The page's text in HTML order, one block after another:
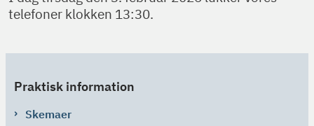
telefoner klokken 13:30.
Praktisk information
Skemaer